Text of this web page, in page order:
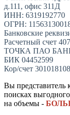
д.111, офис 311Д
ИНН: 6319192770
ОГРН:
Банковские
Расчетный счет
ТОЧКА ПАО
БИК 04452599
Кор/счет
Вы представитель
поисках
на объемы -